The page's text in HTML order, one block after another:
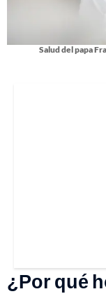
Salud del papa
¿Por qué